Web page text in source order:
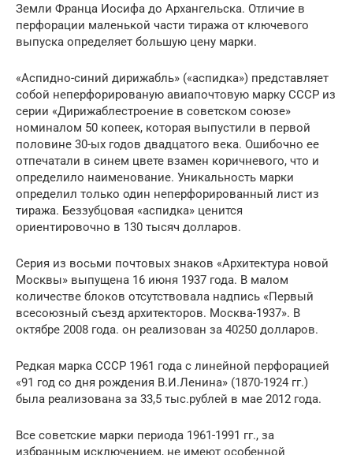
Земли Франца Иосифа до Архангельска. Отличие в
перфорации маленькой части тиража от ключевого
выпуска определяет большую цену марки.
«Аспидно-синий дирижабль» («аспидка») представляет
собой неперфорированую авиапочтовую марку СССР из
серии «Дирижаблестроение в советском союзе»
номиналом 50 копеек, которая выпустили в первой
половине 30-ых годов двадцатого века. Ошибочно ее
отпечатали в синем цвете взамен коричневого, что и
определило наименование. Уникальность марки
определил только один неперфорированный лист из
тиража. Беззубцовая «аспидка» ценится
ориентировочно в 130 тысяч долларов.
Серия из восьми почтовых знаков «Архитектура новой
Москвы» выпущена 16 июня 1937 года. В малом
количестве блоков отсутствовала надпись «Первый
всесоюзный съезд архитекторов. Москва-1937». В
октябре 2008 года. он реализован за 40250 долларов.
Редкая марка СССР 1961 года с линейной перфорацией
«91 год со дня рождения В.И.Ленина» (1870-1924 гг.)
была реализована за 33,5 тыс.рублей в мае 2012 года.
Все советские марки периода 1961-1991 гг., за
избранным исключением, не имеют особенной